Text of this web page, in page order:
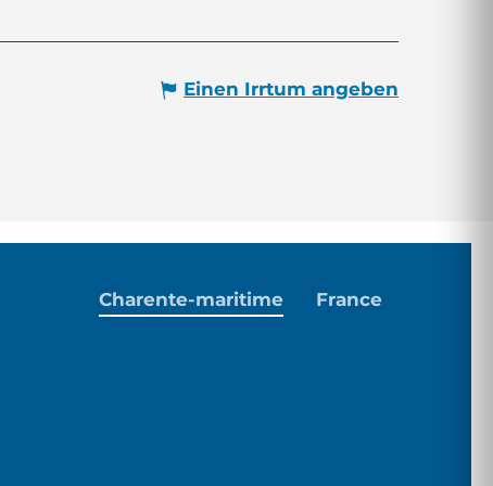
Einen Irrtum angeben
Charente-maritime France